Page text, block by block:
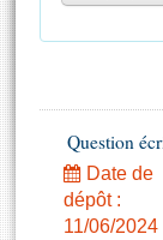
Propositions
Amendements
Textes adoptés
Histoire
Juniors
Anciennes
Photos
Question
Date de
dépôt :
11/06/2024